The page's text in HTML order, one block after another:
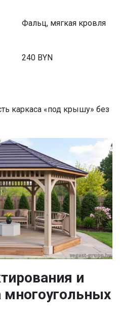
Фальц, мягкая кровля
240 BYN
каркаса «под крышу» без
и
многоугольных